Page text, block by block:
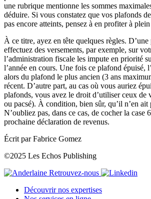
une rubrique mentionne les sommes
déduire. Si vous constatez que vos plafonds
pas encore atteints, pensez à en profiter à
À ce titre, ayez en tête quelques règles.
effectuez des versements, par exemple, sur
l’administration fiscale les impute en priorité
l’année en cours. Une fois ce plafond épuisé,
alors du plafond le plus ancien (3 ans
récent. D’autre part, au cas où vous auriez
plafonds, vous avez le droit d’utiliser ceux de
ou pacsé). À condition, bien sûr, qu’il n’en ait
N’oubliez pas, dans ce cas, de cocher la case
prochaine déclaration de revenus.
Écrit par Fabrice Gomez
©2025 Les Echos Publishing
Retrouvez-nous
Découvrir nos expertises